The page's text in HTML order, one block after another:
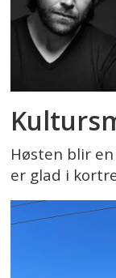
Høsten blir
er glad i